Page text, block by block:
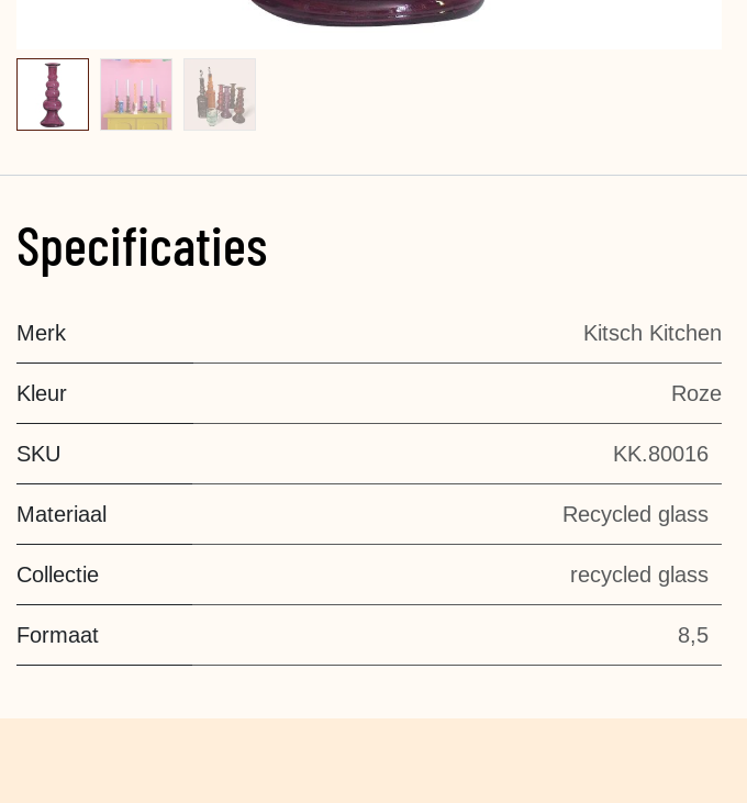
Specificaties
Merk Kitsch Kitchen
Kleur Roze
SKU KK.80016
Materiaal Recycled glass
Collectie recycled glass
Formaat 8,5